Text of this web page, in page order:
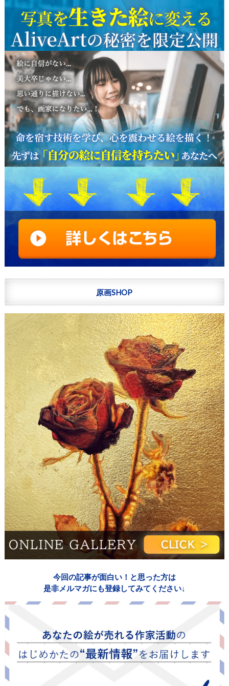
原画SHOP
今回の記事が面白い！と思った方は
是非メルマガにも登録してみてください↓